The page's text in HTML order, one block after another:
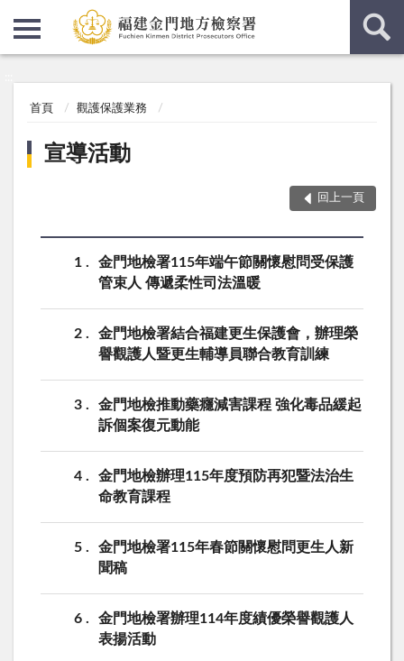
首頁 觀護保護業務
宣導活動
回上一頁
1
金門地檢署115年端午節關懷慰問受保護
管束人 傳遞柔性司法溫暖
2
金門地檢署結合福建更生保護會，辦理榮
譽觀護人暨更生輔導員聯合教育訓練
3
金門地檢推動藥癮減害課程 強化毒品緩起
訴個案復元動能
4
金門地檢辦理115年度預防再犯暨法治生
命教育課程
5
金門地檢署115年春節關懷慰問更生人新
聞稿
6
金門地檢署辦理114年度績優榮譽觀護人
表揚活動